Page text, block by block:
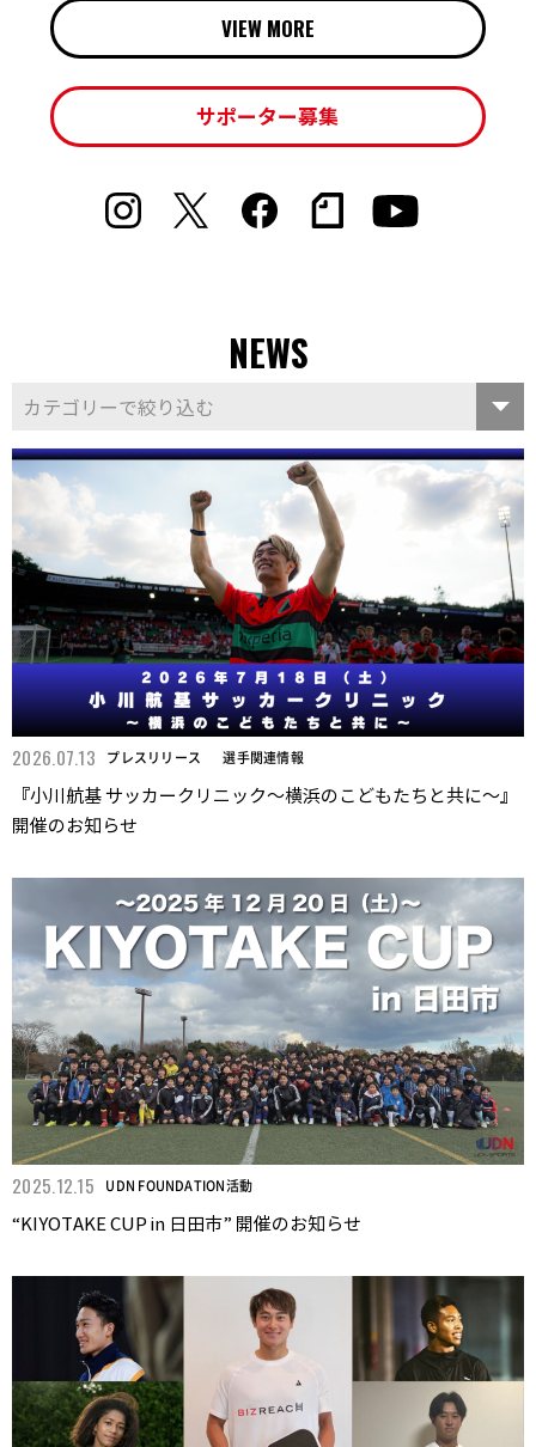
VIEW MORE
サポーター募集
NEWS
2026.07.13 プレスリリース 選手関連情報
『小川航基 サッカークリニック〜横浜のこどもたちと共に〜』
開催のお知らせ
2025.12.15 UDN FOUNDATION活動
“KIYOTAKE CUP in 日田市” 開催のお知らせ